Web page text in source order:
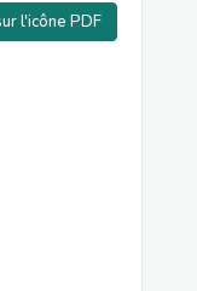
l'icône PDF